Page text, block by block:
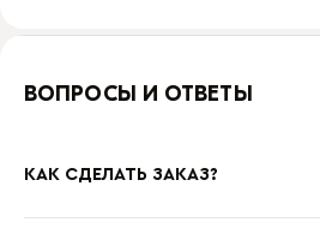
ВОПРОСЫ И ОТВЕТЫ
КАК СДЕЛАТЬ ЗАКАЗ?